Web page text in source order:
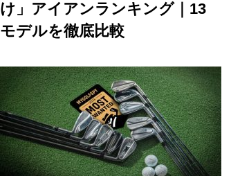
け」アイアンランキング｜13
モデルを徹底比較